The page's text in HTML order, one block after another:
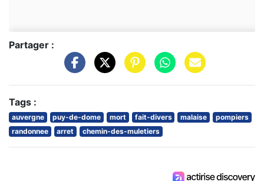
Partager :
Tags :
auvergne puy-de-dome mort fait-divers malaise
pompiers
randonnee
arret chemin-des-muletiers